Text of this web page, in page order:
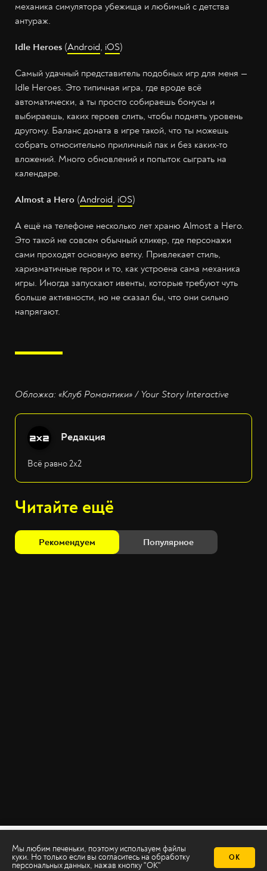
механика симулятора убежища и любимый с детства
антураж.
Idle Heroes (Android, iOS)
Самый удачный представитель подобных игр для меня —
Idle Heroes. Это типичная игра, где вроде всё
автоматически, а ты просто собираешь бонусы и
выбираешь, каких героев слить, чтобы поднять уровень
другому. Баланс доната в игре такой, что ты можешь
собрать относительно приличный пак и без каких-то
вложений. Много обновлений и попыток сыграть на
календаре.
Almost a Hero (Android, iOS)
А ещё на телефоне несколько лет храню Almost a Hero.
Это такой не совсем обычный кликер, где персонажи
сами проходят основную ветку. Привлекает стиль,
харизматичные герои и то, как устроена сама механика
игры. Иногда запускают ивенты, которые требуют чуть
больше активности, но не сказал бы, что они сильно
напрягают.
Обложка: «Клуб Романтики» / Your Story Interactive
Редакция
Всё равно 2х2
Читайте ещё
Рекомендуем Популярное
Мы любим печеньки, поэтому используем файлы
куки. Но только если вы согласитесь на обработку
персональных данных, нажав кнопку "ОК"
ОК